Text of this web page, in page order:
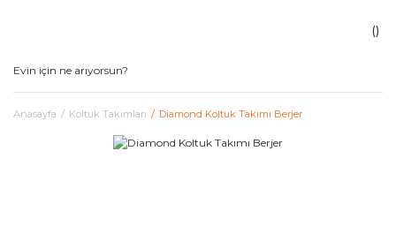
Anasayfa Koltuk Takımları Diamond Koltuk Takımı Berjer